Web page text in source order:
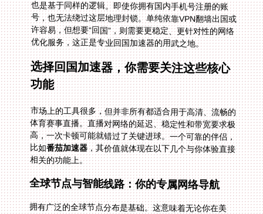
优化服务，这正是专业回国加速器的用武之地。
选择回国加速器，你需要关注这些核心
功能
市场上的工具很多，但并非所有都适合用于高清、流畅的
体育赛事直播。直播对网络的延迟、稳定性和带宽要求极
高，一次卡顿可能就错过了关键进球。一个可靠的伴侣，
比如番茄加速器，其价值就体现在以下几个与你体验直接
相关的功能上。
全球节点与智能线路：你的专属网络导航
拥有广泛的全球节点分布是基础。这意味着无论你在美
国、英国还是澳洲，都能就近接入一个高速节点。更重要
的是智能推荐最优线路功能。系统会自动检测并为你选择
当前到国内目标服务器（比如腾讯的上海机房）最稳定、
速度最快的路径，而不是简单地随机连接。这能极大减少